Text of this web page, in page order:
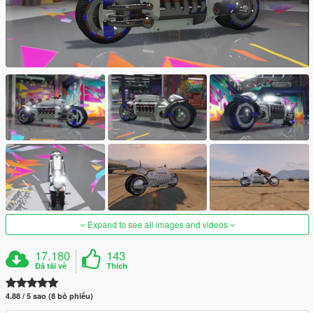
Expand to see all images and videos
17.180
Đã tải về
143
Thích
4.88 / 5 sao (8 bỏ phiếu)